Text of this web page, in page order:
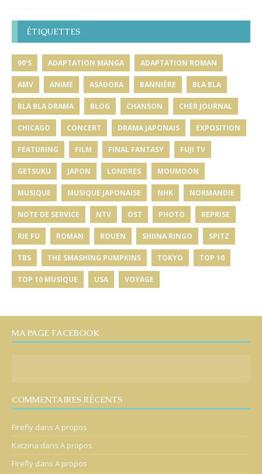
ÉTIQUETTES
90'S ADAPTATION MANGA ADAPTATION ROMAN
AMV ANIME ASADORA BANNIÈRE BLA BLA
BLA BLA DRAMA BLOG CHANSON CHER JOURNAL
CHICAGO CONCERT DRAMA JAPONAIS EXPOSITION
FEATURING FILM FINAL FANTASY FUJI TV
GETSUKU JAPON LONDRES MOUMOON
MUSIQUE MUSIQUE JAPONAISE NHK NORMANDIE
NOTE DE SERVICE NTV OST PHOTO REPRISE
RIE FU ROMAN ROUEN SHIINA RINGO SPITZ
TBS THE SMASHING PUMPKINS TOKYO TOP 10
TOP 10 MUSIQUE USA VOYAGE
MA PAGE FACEBOOK
COMMENTAIRES RÉCENTS
Firefly dans A propos
Katzina dans A propos
Firefly dans A propos